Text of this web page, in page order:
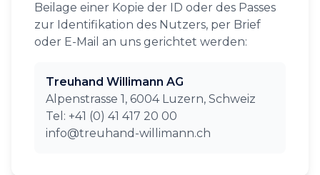
Beilage einer Kopie der ID oder des Passes
zur Identifikation des Nutzers, per Brief
oder E-Mail an uns gerichtet werden:
Treuhand Willimann AG
Alpenstrasse 1, 6004 Luzern, Schweiz
Tel: +41 (0) 41 417 20 00
info@treuhand-willimann.ch